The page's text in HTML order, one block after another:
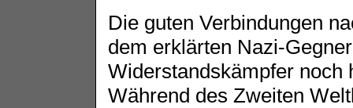
Die guten Verbindungen
dem erklärten Nazi-
Widerstandskämpfer noch
Während des Zweiten